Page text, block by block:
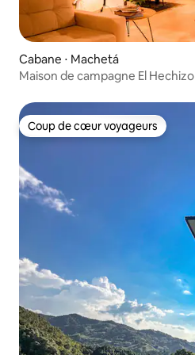
Cabane ⋅ Machetá
Maison de campagne El Hechizo
Coup de cœur voyageurs
Coup de cœur voyageurs